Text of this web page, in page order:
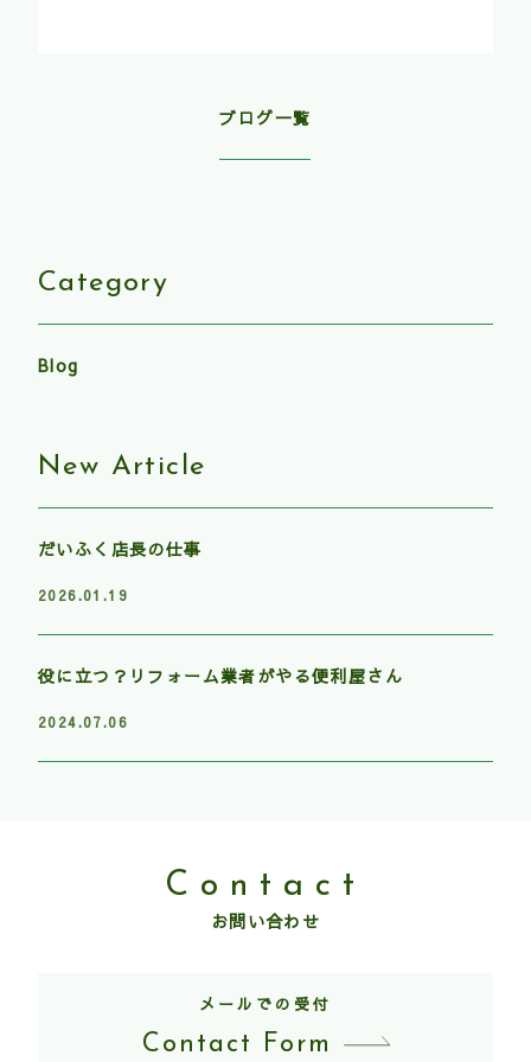
ブログ一覧
Category
Blog
New Article
だいふく店長の仕事
2026.01.19
役に立つ？リフォーム業者がやる便利屋さん
2024.07.06
Contact
お問い合わせ
メールでの受付
Contact Form